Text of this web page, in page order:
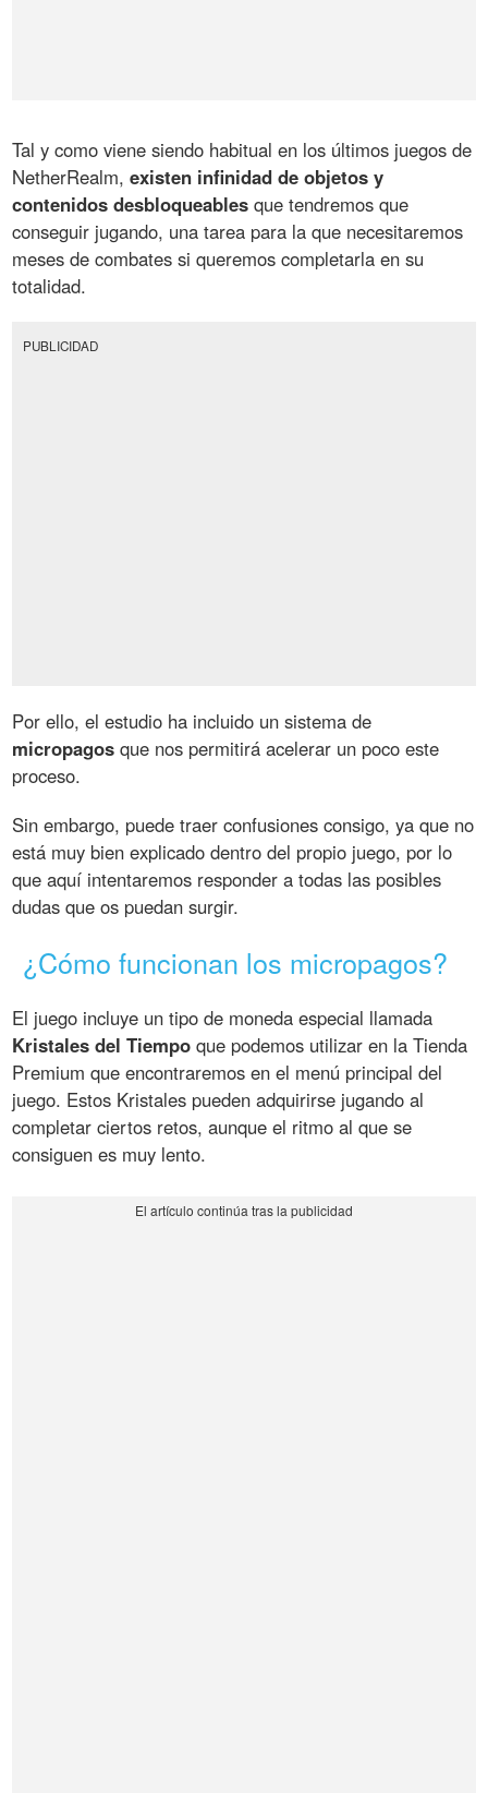
Tal y como viene siendo habitual en los últimos juegos de
NetherRealm,existen infinidad de objetos y
contenidos desbloqueables que tendremos que
conseguir jugando, una tarea para la que necesitaremos
meses de combates si queremos completarla en su
totalidad.
PUBLICIDAD
Por ello, el estudio ha incluido un sistema de
micropagos que nos permitirá acelerar un poco este
proceso.
Sin embargo, puede traer confusiones consigo, ya que no
está muy bien explicado dentro del propio juego, por lo
que aquí intentaremos responder a todas las posibles
dudas que os puedan surgir.
¿Cómo funcionan los micropagos?
El juego incluye un tipo de moneda especial llamada
Kristales del Tiempo que podemos utilizar en la Tienda
Premium que encontraremos en el menú principal del
juego. Estos Kristales pueden adquirirse jugando al
completar ciertos retos, aunque el ritmo al que se
consiguen es muy lento.